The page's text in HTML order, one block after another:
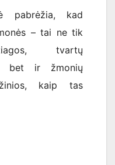
pabrėžia, kad
– tai ne tik
tvartų
bet ir žmonių
kaip tas